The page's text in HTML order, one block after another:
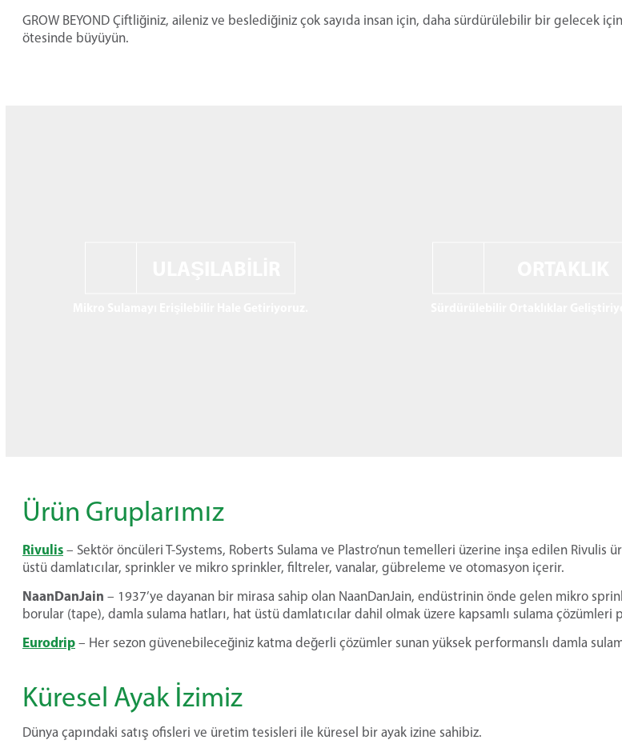
GROW BEYOND Çiftliğiniz, aileniz ve beslediğiniz çok sayıda insan için, daha sürdürülebilir bir gelecek
ötesinde büyüyün.
Ürün Gruplarımız
Rivulis – Sektör öncüleri T-Systems, Roberts Sulama ve Plastro’nun temelleri üzerine inşa edilen
üstü damlatıcılar, sprinkler ve mikro sprinkler, filtreler, vanalar, gübreleme ve otomasyon içerir.
NaanDanJain – 1937’ye dayanan bir mirasa sahip olan NaanDanJain, endüstrinin önde gelen mikro
borular (tape), damla sulama hatları, hat üstü damlatıcılar dahil olmak üzere kapsamlı sulama çözümleri
Eurodrip – Her sezon güvenebileceğiniz katma değerli çözümler sunan yüksek performanslı damla
Küresel Ayak İzimiz
Dünya çapındaki satış ofisleri ve üretim tesisleri ile küresel bir ayak izine sahibiz.